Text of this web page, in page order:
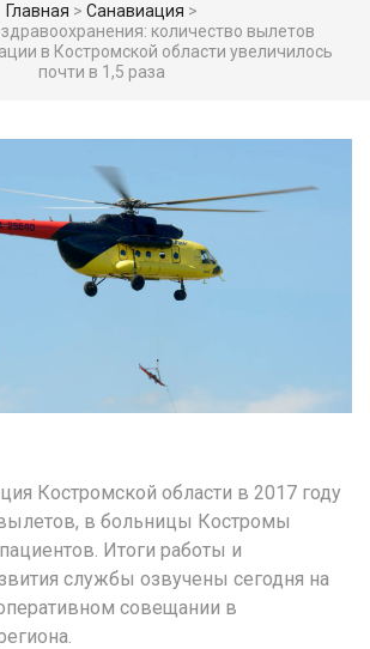
Главная > Санавиация >
количество вылетов
в Костромской области увеличилось
почти в 1,5 раза
Костромской области в 2017 году
в больницы Костромы
Итоги работы и
службы озвучены сегодня на
совещании в